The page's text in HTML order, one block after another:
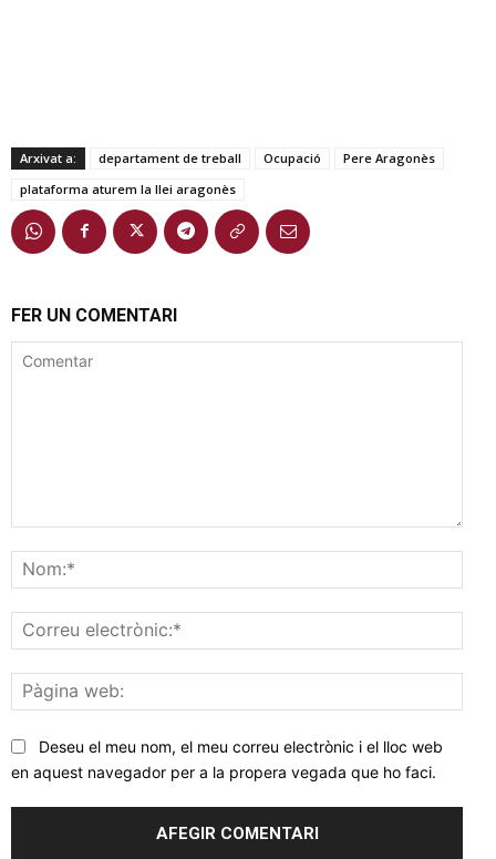
Arxivat a: departament de treball Ocupació
Pere Aragonès
plataforma aturem la llei aragonès
FER UN COMENTARI
web:
Deseu el meu nom, el meu correu electrònic i el lloc web
en aquest navegador per a la propera vegada que ho faci.